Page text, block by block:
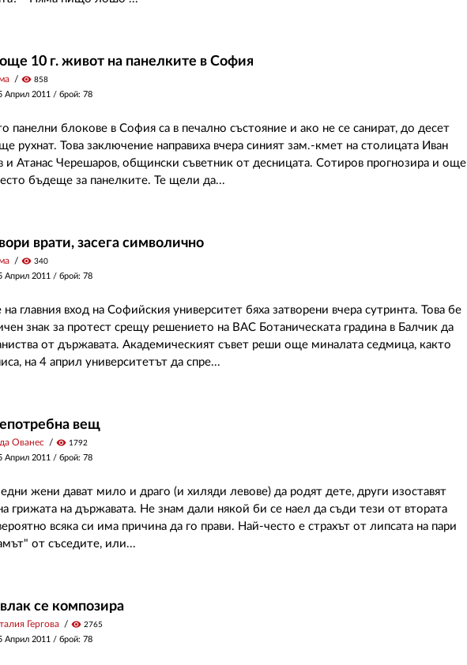
10 г. живот на панелките в София
visibility 858
Април 2011 / брой: 78
панелни блокове в София са в печално състояние и ако не се санират, до десет
рухнат. Това заключение направиха вчера синият зам.-кмет на столицата Иван
и Атанас Черешаров, общински съветник от десницата. Сотиров прогнозира и още
бъдеще за панелките. Те щели да...
врати, засега символично
visibility 340
Април 2011 / брой: 78
на главния вход на Софийския университет бяха затворени вчера сутринта. Това бе
знак за протест срещу решението на ВАС Ботаническата градина в Балчик да
от държавата. Академическият съвет реши още миналата седмица, както
на 4 април университетът да спре...
вещ
Ованес visibility 1792
Април 2011 / брой: 78
жени дават мило и драго (и хиляди левове) да родят дете, други изоставят
грижата на държавата. Не знам дали някой би се наел да съди тези от втората
всяка си има причина да го прави. Най-често е страхът от липсата на пари
от съседите, или...
се композира
Гергова visibility 2765
Април 2011 / брой: 78